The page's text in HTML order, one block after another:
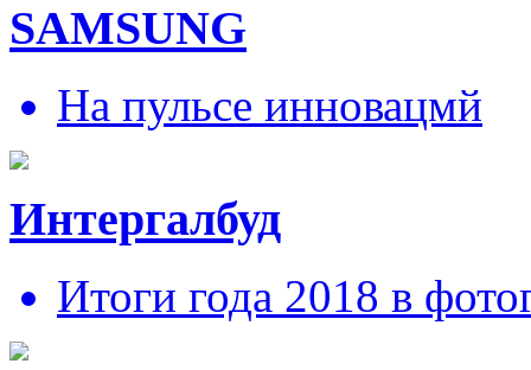
SAMSUNG
На пульсе инновацмй
Интергалбуд
Итоги года 2018 в